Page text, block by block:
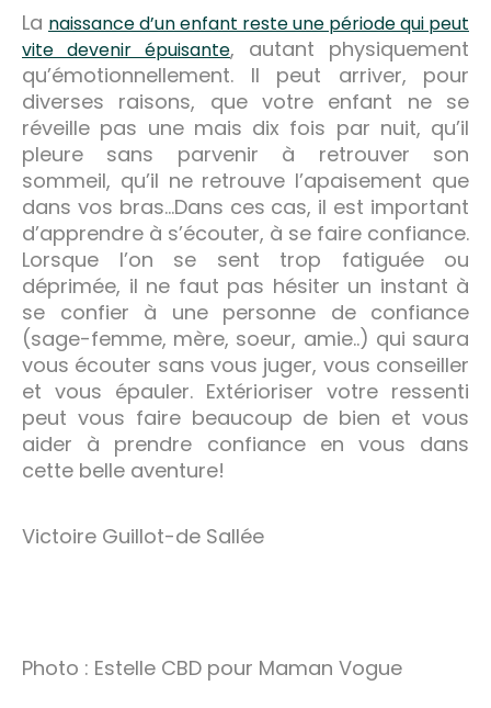
La naissance d’un enfant reste une période qui peut
vite devenir épuisante, autant physiquement
qu’émotionnellement. Il peut arriver, pour
diverses raisons, que votre enfant ne se
réveille pas une mais dix fois par nuit, qu’il
pleure sans parvenir à retrouver son
sommeil, qu’il ne retrouve l’apaisement que
dans vos bras…Dans ces cas, il est important
d’apprendre à s’écouter, à se faire confiance.
Lorsque l’on se sent trop fatiguée ou
déprimée, il ne faut pas hésiter un instant à
se confier à une personne de confiance
(sage-femme, mère, soeur, amie..) qui saura
vous écouter sans vous juger, vous conseiller
et vous épauler. Extérioriser votre ressenti
peut vous faire beaucoup de bien et vous
aider à prendre confiance en vous dans
cette belle aventure!
Victoire Guillot-de Sallée
Photo : Estelle CBD pour Maman Vogue